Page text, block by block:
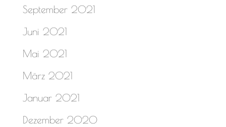
September 2021
Juni 2021
Mai 2021
März 2021
Januar 2021
Dezember 2020